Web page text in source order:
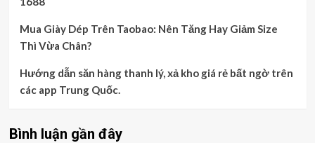
Mua Giày Dép Trên Taobao: Nên Tăng Hay Giảm Size
Thì Vừa Chân?
Hướng dẫn săn hàng thanh lý, xả kho giá rẻ bất ngờ trên
các app Trung Quốc.
Bình luận gần đây